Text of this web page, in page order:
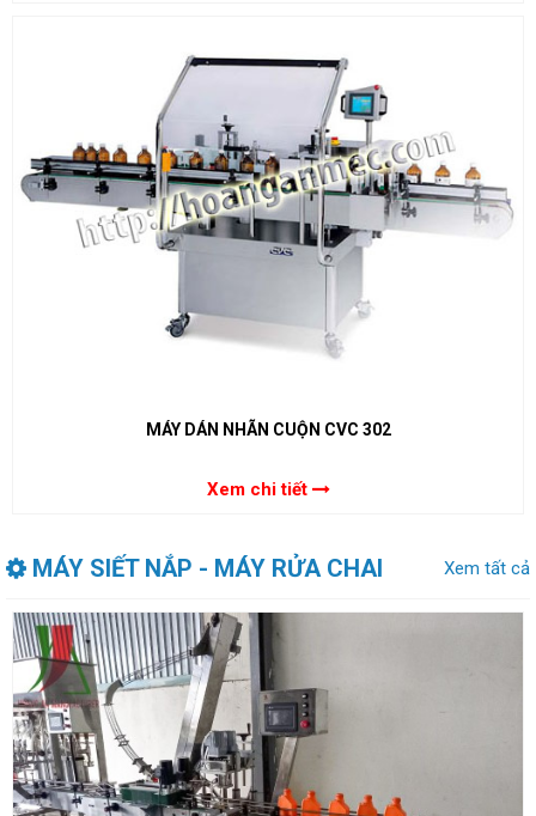
MÁY DÁN NHÃN CUỘN CVC 302
Xem chi tiết
MÁY SIẾT NẮP - MÁY RỬA CHAI Xem tất cả